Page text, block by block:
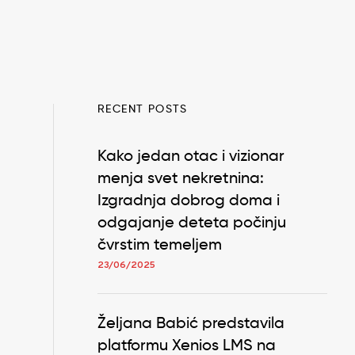
RECENT POSTS
Kako jedan otac i vizionar
menja svet nekretnina:
Izgradnja dobrog doma i
odgajanje deteta počinju
čvrstim temeljem
23/06/2025
Željana Babić predstavila
platformu Xenios LMS na